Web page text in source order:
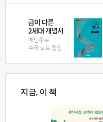
지금, 이 책